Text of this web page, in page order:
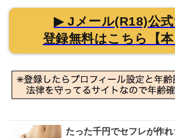
▶ Jメール(R18)公式
登録無料はこちら【本
たった千円でセフレが作